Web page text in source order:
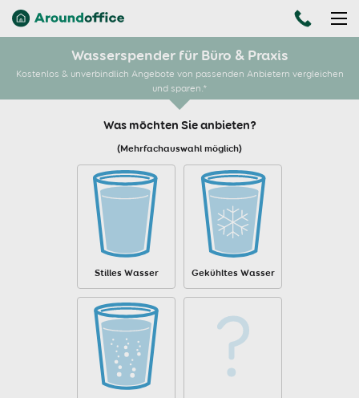
Wasserspender für Büro & Praxis
Kostenlos & unverbindlich Angebote von passenden Anbietern vergleichen
und sparen.*
Was möchten Sie anbieten?
(Mehrfachauswahl möglich)
Stilles Wasser Gekühltes Wasser